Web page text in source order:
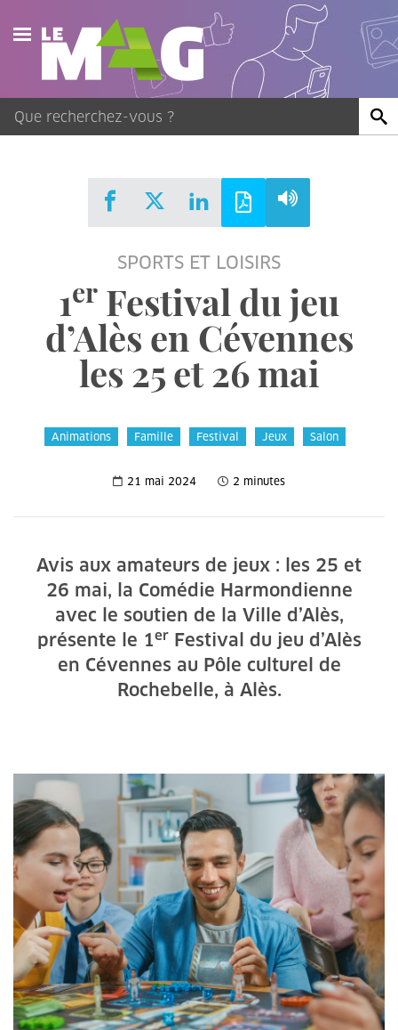
Actualités
Agenda
Publications
SPORTS ET LOISIRS
1er Festival du jeu
d’Alès en Cévennes
les 25 et 26 mai
Animations Famille Festival Jeux Salon
21 mai 2024 2 minutes
Avis aux amateurs de jeux : les 25 et
26 mai, la Comédie Harmondienne
avec le soutien de la Ville d’Alès,
présente le 1erFestival du jeu d’Alès
en Cévennes au Pôle culturel de
Rochebelle, à Alès.